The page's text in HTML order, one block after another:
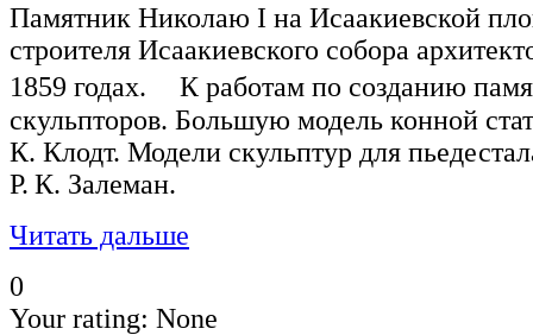
Памятник Николаю I на Исаакиевской
строителя Исаакиевского собора
1859 годах. К работам по созданию
скульпторов. Большую модель конной
К. Клодт. Модели скульптур для
Р. К. Залеман.
Читать дальше
0
Your rating: None